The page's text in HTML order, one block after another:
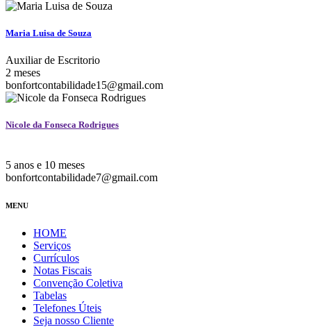
Maria Luisa de Souza
Auxiliar de Escritorio
2 meses
bonfortcontabilidade15@gmail.com
Nicole da Fonseca Rodrigues
5 anos e 10 meses
bonfortcontabilidade7@gmail.com
MENU
HOME
Serviços
Currículos
Notas Fiscais
Convenção Coletiva
Tabelas
Telefones Úteis
Seja nosso Cliente